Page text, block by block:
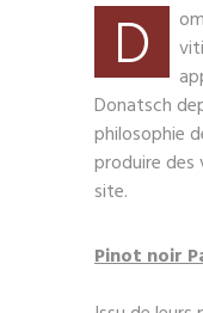
D
Donatsch
philosophie
produire des
site.
Pinot noir